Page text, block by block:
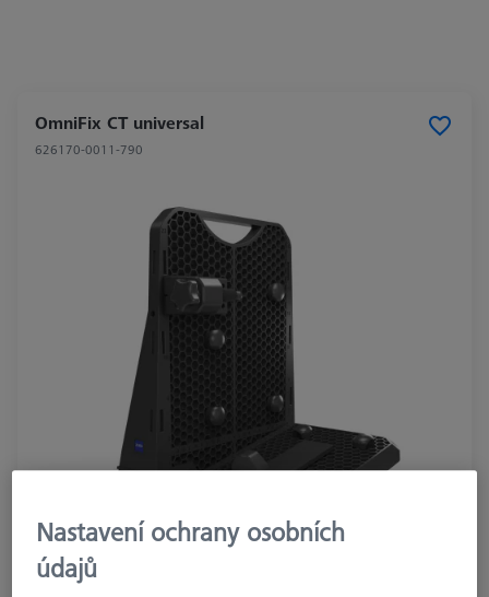
OmniFix CT universal
626170-0011-790
Nastavení ochrany osobních
údajů